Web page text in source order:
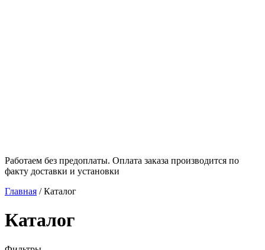
Работаем без предоплаты. Оплата заказа производится по
факту доставки и установки
Главная /Каталог
Каталог